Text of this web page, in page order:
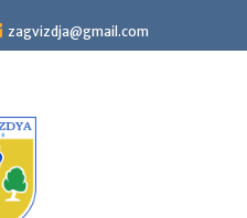
zagvizdja@gmail.com